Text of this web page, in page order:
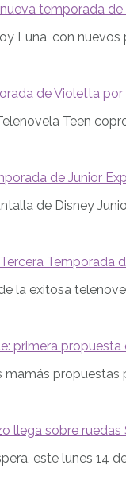
temporada
Luna, con nuevos
de Violetta por
Teen
de Junior
de Disney
Temporada
la exitosa
primera
propuestas
llega sobre ruedas
este lunes 14